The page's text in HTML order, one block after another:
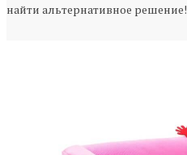
найти альтернативное решение!